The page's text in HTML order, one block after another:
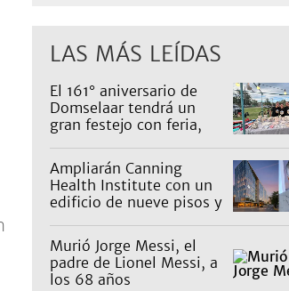
LAS MÁS LEÍDAS
El 161° aniversario de
Domselaar tendrá un
gran festejo con feria,
propuestas para niños
Ampliarán Canning
Health Institute con un
edificio de nueve pisos y
millones
Murió Jorge Messi, el
padre de Lionel Messi, a
los 68 años